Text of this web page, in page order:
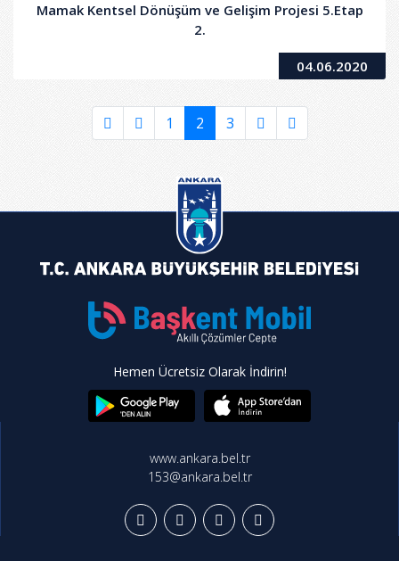
Mamak Kentsel Dönüşüm ve Gelişim Projesi 5.Etap
2.
04.06.2020
1 2 3
Hemen Ücretsiz Olarak İndirin!
www.ankara.bel.tr
153@ankara.bel.tr